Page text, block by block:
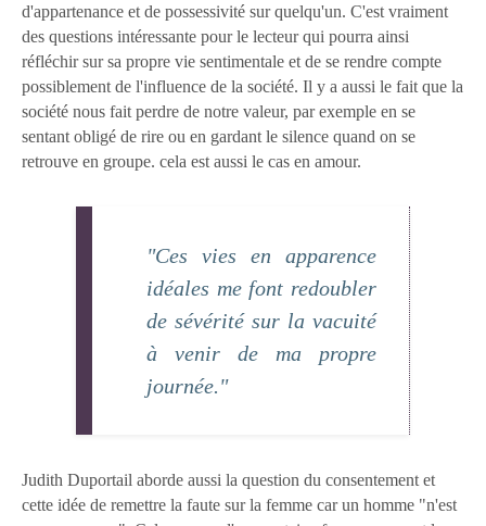
d'appartenance et de possessivité sur quelqu'un. C'est vraiment
des questions intéressante pour le lecteur qui pourra ainsi
réfléchir sur sa propre vie sentimentale et de se rendre compte
possiblement de l'influence de la société. Il y a aussi le fait que la
société nous fait perdre de notre valeur, par exemple en se
sentant obligé de rire ou en gardant le silence quand on se
retrouve en groupe. cela est aussi le cas en amour.
"Ces vies en apparence
idéales me font redoubler
de sévérité sur la vacuité
à venir de ma propre
journée."
Judith Duportail aborde aussi la question du consentement et
cette idée de remettre la faute sur la femme car un homme "n'est